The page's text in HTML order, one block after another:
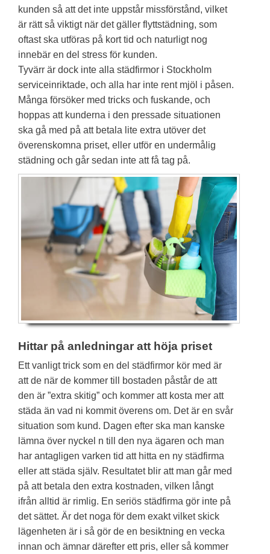
kunden så att det inte uppstår missförstånd, vilket
är rätt så viktigt när det gäller flyttstädning, som
oftast ska utföras på kort tid och naturligt nog
innebär en del stress för kunden.
Tyvärr är dock inte alla städfirmor i Stockholm
serviceinriktade, och alla har inte rent mjöl i påsen.
Många försöker med tricks och fuskande, och
hoppas att kunderna i den pressade situationen
ska gå med på att betala lite extra utöver det
överenskomna priset, eller utför en undermålig
städning och går sedan inte att få tag på.
Hittar på anledningar att höja priset
Ett vanligt trick som en del städfirmor kör med är
att de när de kommer till bostaden påstår de att
den är ”extra skitig” och kommer att kosta mer att
städa än vad ni kommit överens om. Det är en svår
situation som kund. Dagen efter ska man kanske
lämna över nyckel n till den nya ägaren och man
har antagligen varken tid att hitta en ny städfirma
eller att städa själv. Resultatet blir att man går med
på att betala den extra kostnaden, vilken långt
ifrån alltid är rimlig. En seriös städfirma gör inte på
det sättet. Är det noga för dem exakt vilket skick
lägenheten är i så gör de en besiktning en vecka
innan och ämnar därefter ett pris, eller så kommer